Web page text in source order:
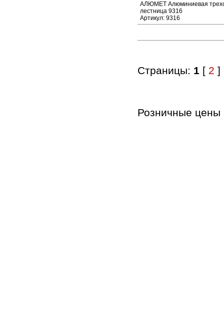
АЛЮМЕТ Алюминиевая
лестница 9316
Артикул: 9316
Страницы: 1 [ 2 ]
Розничные цены